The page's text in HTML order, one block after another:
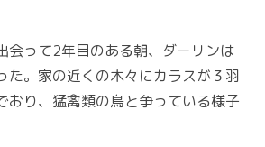
会って2年目のある朝、ダーリンは
た。家の近くの木々にカラスが３羽
おり、猛禽類の鳥と争っている様子